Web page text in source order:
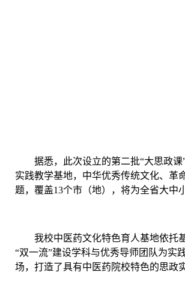
据悉，此次设立的第二批“大思政
实践教学基地，中华优秀传统文化、革
题，覆盖13个市（地），将为全省大中
我校中医药文化特色育人基地依托
“双一流”建设学科与优秀导师团队为实
场，打造了具有中医药院校特色的思政